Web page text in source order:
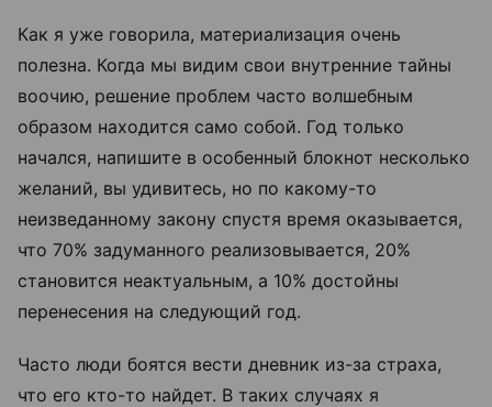
Как я уже говорила, материализация очень
полезна. Когда мы видим свои внутренние тайны
воочию, решение проблем часто волшебным
образом находится само собой. Год только
начался, напишите в особенный блокнот несколько
желаний, вы удивитесь, но по какому-то
неизведанному закону спустя время оказывается,
что 70% задуманного реализовывается, 20%
становится неактуальным, а 10% достойны
перенесения на следующий год.
Часто люди боятся вести дневник из-за страха,
что его кто-то найдет. В таких случаях я